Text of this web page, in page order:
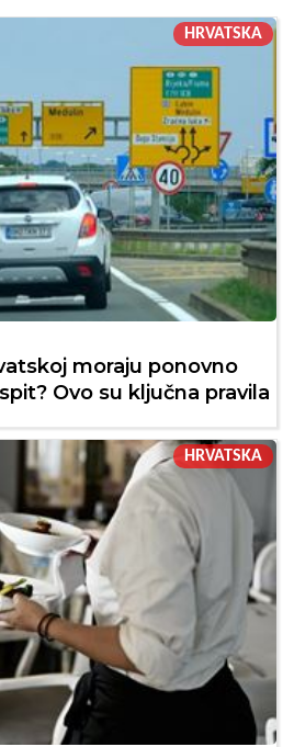
HRVATSKA
moraju ponovno
Ovo su ključna pravila
HRVATSKA